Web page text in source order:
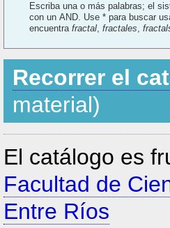
Escriba una o más palabras; el
encuentrafractal,fractales,
Recorrer el
material)
El catálogo es
Facultad de
Entre Ríos